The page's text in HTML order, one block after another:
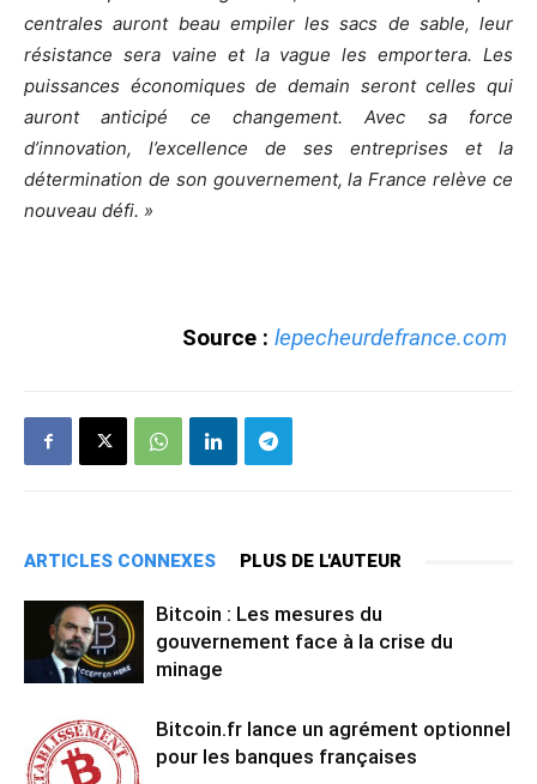
centrales auront beau empiler les sacs de sable, leur
résistance sera vaine et la vague les emportera. Les
puissances économiques de demain seront celles qui
auront anticipé ce changement. Avec sa force
d’innovation, l’excellence de ses entreprises et la
détermination de son gouvernement, la France relève ce
nouveau défi. »
Source : lepecheurdefrance.com
ARTICLES CONNEXES PLUS DE L'AUTEUR
Bitcoin : Les mesures du
gouvernement face à la crise du
minage
Bitcoin.fr lance un agrément optionnel
pour les banques françaises